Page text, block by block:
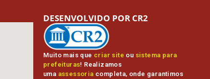
Muito mais que criar site ou sistema para
prefeituras! Realizamos
uma assessoria completa, onde garantimos
DESENVOLVIDO POR CR2